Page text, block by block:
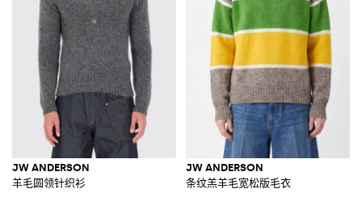
JW ANDERSON
羊毛圆领针织衫
JW ANDERSON
条纹羔羊毛宽松版毛衣